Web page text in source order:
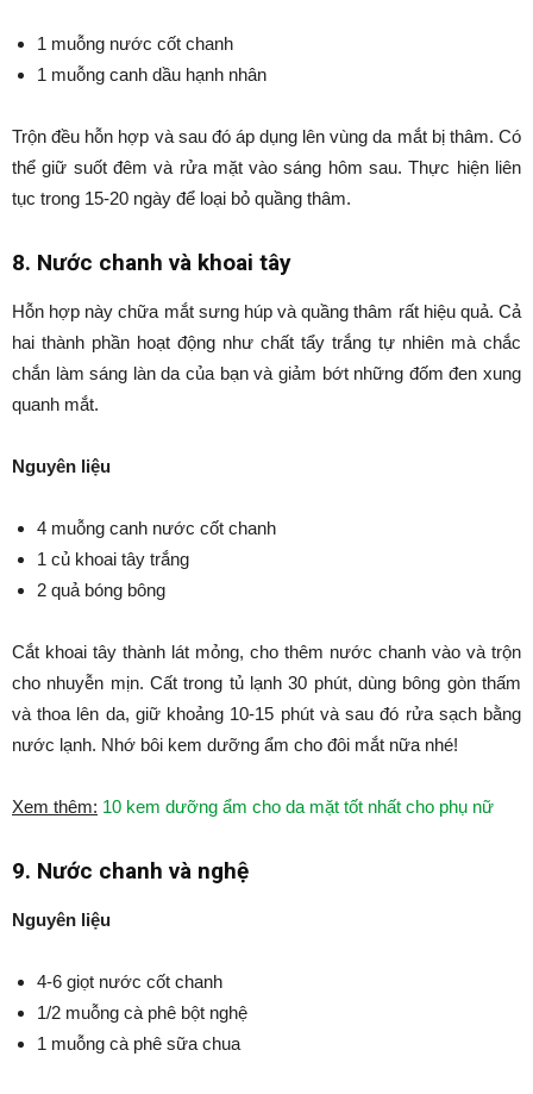
1 muỗng nước cốt chanh
1 muỗng canh dầu hạnh nhân
Trộn đều hỗn hợp và sau đó áp dụng lên vùng da mắt bị thâm. Có
thể giữ suốt đêm và rửa mặt vào sáng hôm sau. Thực hiện liên
tục trong 15-20 ngày để loại bỏ quầng thâm.
8. Nước chanh và khoai tây
Hỗn hợp này chữa mắt sưng húp và quầng thâm rất hiệu quả. Cả
hai thành phần hoạt động như chất tẩy trắng tự nhiên mà chắc
chắn làm sáng làn da của bạn và giảm bớt những đốm đen xung
quanh mắt.
Nguyên liệu
4 muỗng canh nước cốt chanh
1 củ khoai tây trắng
2 quả bóng bông
Cắt khoai tây thành lát mỏng, cho thêm nước chanh vào và trộn
cho nhuyễn mịn. Cất trong tủ lạnh 30 phút, dùng bông gòn thấm
và thoa lên da, giữ khoảng 10-15 phút và sau đó rửa sạch bằng
nước lạnh. Nhớ bôi kem dưỡng ẩm cho đôi mắt nữa nhé!
Xem thêm: 10 kem dưỡng ẩm cho da mặt tốt nhất cho phụ nữ
9. Nước chanh và nghệ
Nguyên liệu
4-6 giọt nước cốt chanh
1/2 muỗng cà phê bột nghệ
1 muỗng cà phê sữa chua